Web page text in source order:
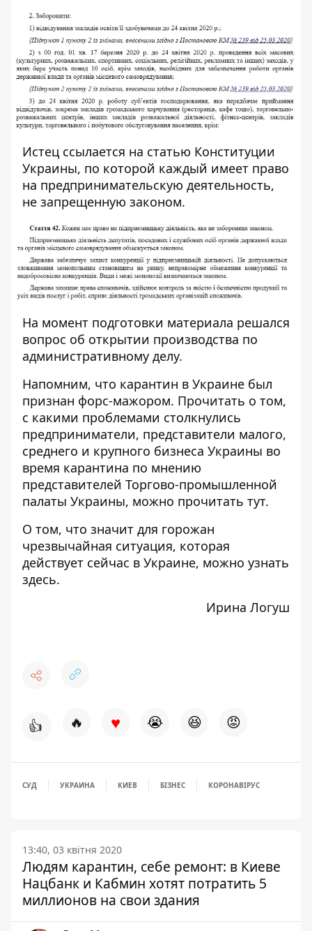
Истец ссылается на статью Конституции
Украины, по которой каждый имеет право
на предпринимательскую деятельность,
не запрещенную законом.
На момент подготовки материала решался
вопрос об открытии производства по
административному делу.
Напомним, что карантин в Украине был
признан форс-мажором. Прочитать о том,
с какими проблемами столкнулись
предприниматели, представители малого,
среднего и крупного бизнеса Украины во
время карантина по мнению
представителей Торгово-промышленной
палаты Украины, можно прочитать тут.
О том, что значит для горожан
чрезвычайная ситуация, которая
действует сейчас в Украине, можно узнать
здесь.
Ирина Логуш
👍 🔥 ♥ 😭 😆 😡
СУД УКРАИНА КИЕВ БІЗНЕС КОРОНАВІРУС
13:40, 03 квітня 2020
Людям карантин, себе ремонт: в Киеве
Нацбанк и Кабмин хотят потратить 5
миллионов на свои здания